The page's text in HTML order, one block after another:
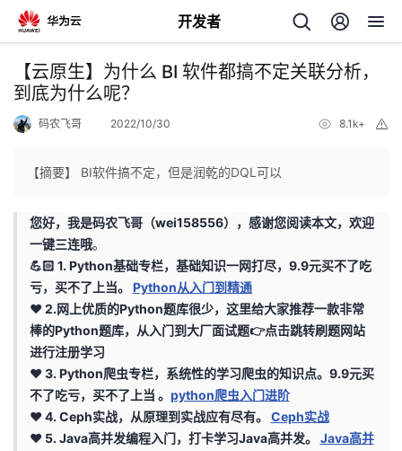
开发者
返
回
个
人
主
页
我
的
开
发
者
我
的
开
发
我
的
Programs
我
的
【云原生】为什么 BI 软件都搞不定关联分析，
到底为什么呢？
码农飞哥 2022/10/30 8.1k+
【摘要】 BI软件搞不定，但是润乾的DQL可以
您好，我是码农飞哥（wei158556）
，感谢您阅读本文，欢迎
一键三连哦。
💪🏻 1. Python基础专栏，基础知识一网打尽，9.9元买不了吃
亏，买不了上当。 Python从入门到精通
❤️ 2.网上优质的Python题库很少，这里给大家推荐一款非常
棒的Python题库，从入门到大厂面试题👉点击跳转刷题网站
进行注册学习
❤️ 3. Python爬虫专栏，系统性的学习爬虫的知识点。9.9元买
不了吃亏，买不了上当 。 python爬虫入门进阶
❤️ 4. Ceph实战，从原理到实战应有尽有。 Ceph实战
❤️ 5. Java高并发编程入门，打卡学习Java高并发。 Java高并